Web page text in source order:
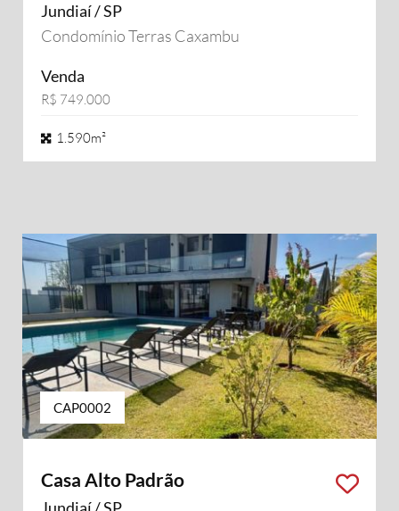
Jundiaí / SP
Condomínio Terras Caxambu
Venda
R$ 749.000
1.590m²
CAP0002
Casa Alto Padrão